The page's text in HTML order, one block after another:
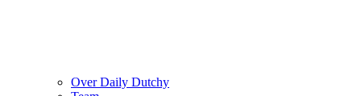
Over Daily Dutchy